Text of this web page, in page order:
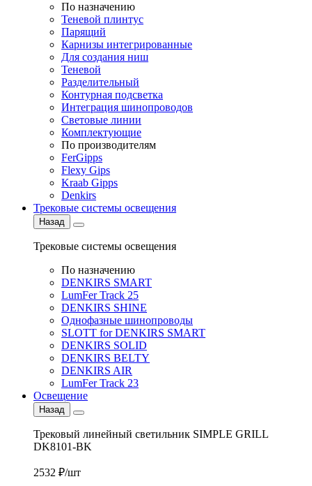
По назначению
Теневой плинтус
Парящий
Карнизы интегрированные
Для создания ниш
Теневой
Разделительный
Контурная подсветка
Интеграция шинопроводов
Световые линии
Комплектующие
По производителям
FerGipps
Flexy Gips
Kraab Gipps
Denkirs
Трековые системы освещения
Назад
Трековые системы освещения
По назначению
DENKIRS SMART
LumFer Track 25
DENKIRS SHINE
Однофазные шинопроводы
SLOTT for DENKIRS SMART
DENKIRS SOLID
DENKIRS BELTY
DENKIRS AIR
LumFer Track 23
Освещение
Назад
Трековый линейный светильник SIMPLE GRILL
DK8101-BK
2532 ₽/шт